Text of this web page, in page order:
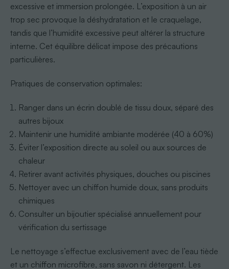
excessive et immersion prolongée. L’exposition à un air
trop sec provoque la déshydratation et le craquelage,
tandis que l’humidité excessive peut altérer la structure
interne. Cet équilibre délicat impose des précautions
particulières.
Pratiques de conservation optimales:
Ranger dans un écrin doublé de tissu doux, séparé des
autres bijoux
Maintenir une humidité ambiante modérée (40 à 60%)
Éviter l’exposition directe au soleil ou aux sources de
chaleur
Retirer avant activités physiques, douches ou piscines
Nettoyer avec un chiffon humide doux, sans produits
chimiques
Consulter un bijoutier spécialisé annuellement pour
vérification du sertissage
Le nettoyage s’effectue exclusivement avec de l’eau tiède
et un chiffon microfibre, sans savon ni détergent. Les